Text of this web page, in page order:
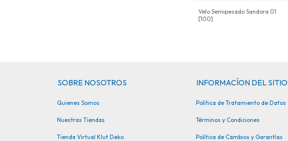
Velo Semipesado Sandora 01
[100]
SOBRE NOSOTROS
Quienes Somos
Nuestras Tiendas
Tienda Virtual Klut Deko
INFORMACÍON DEL SITIO
Política de Tratamiento de Datos
Términos y Condiciones
Política de Cambios y Garantías